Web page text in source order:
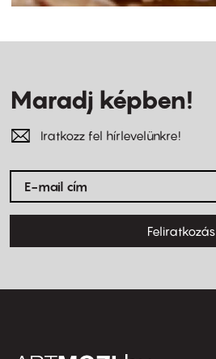
Maradj képben!
Iratkozz fel hírlevelünkre!
Feliratkozás